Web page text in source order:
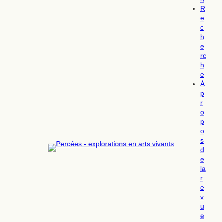
R
e
c
h
e
rc
h
e
À
p
r
o
p
o
s
d
e
la
r
e
v
u
e